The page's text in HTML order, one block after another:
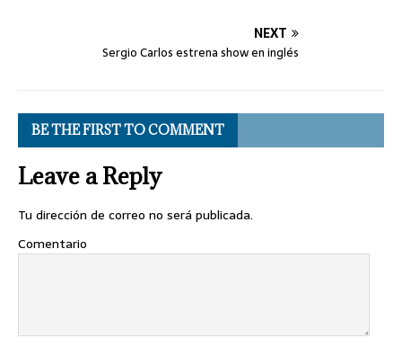
NEXT
Sergio Carlos estrena show en inglés
BE THE FIRST TO COMMENT
Leave a Reply
Tu dirección de correo no será publicada.
Comentario